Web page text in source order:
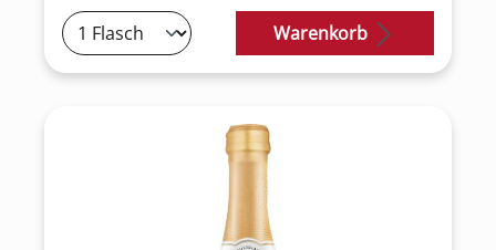
Warenkorb